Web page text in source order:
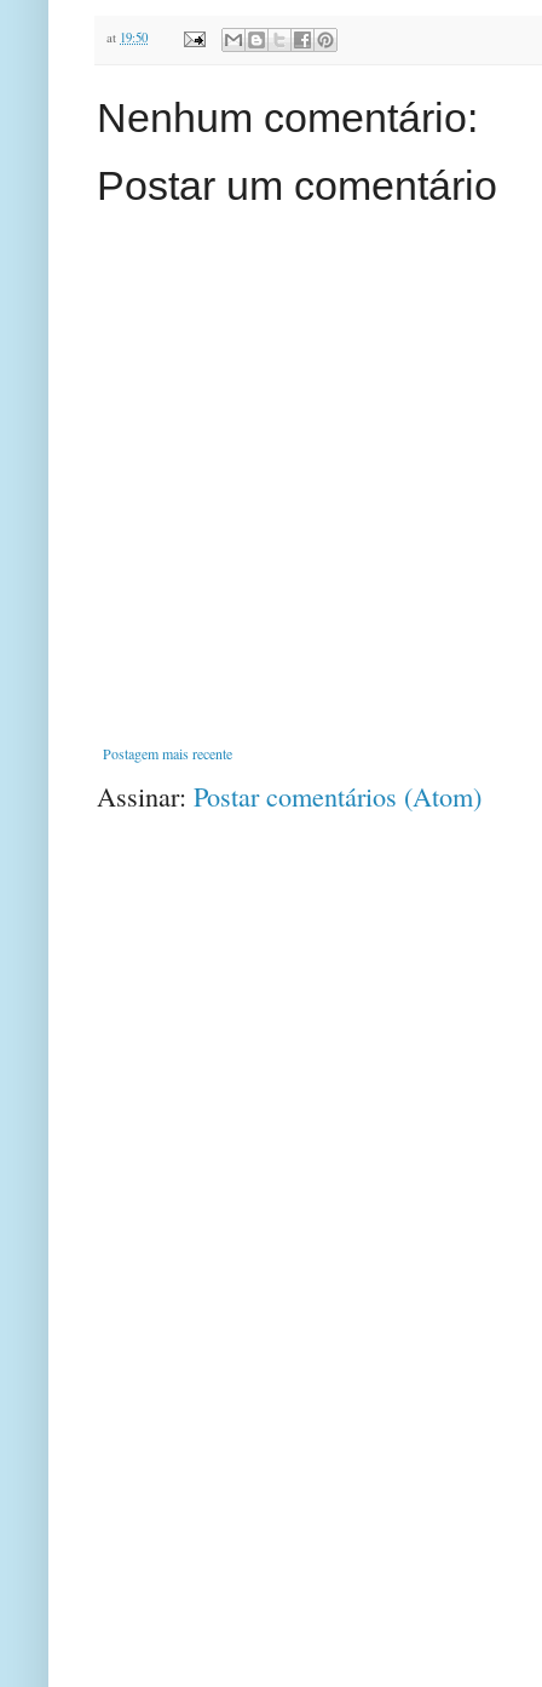
at 19:50
Nenhum comentário:
Postar um comentário
Postagem mais recente
Assinar: Postar comentários (Atom)